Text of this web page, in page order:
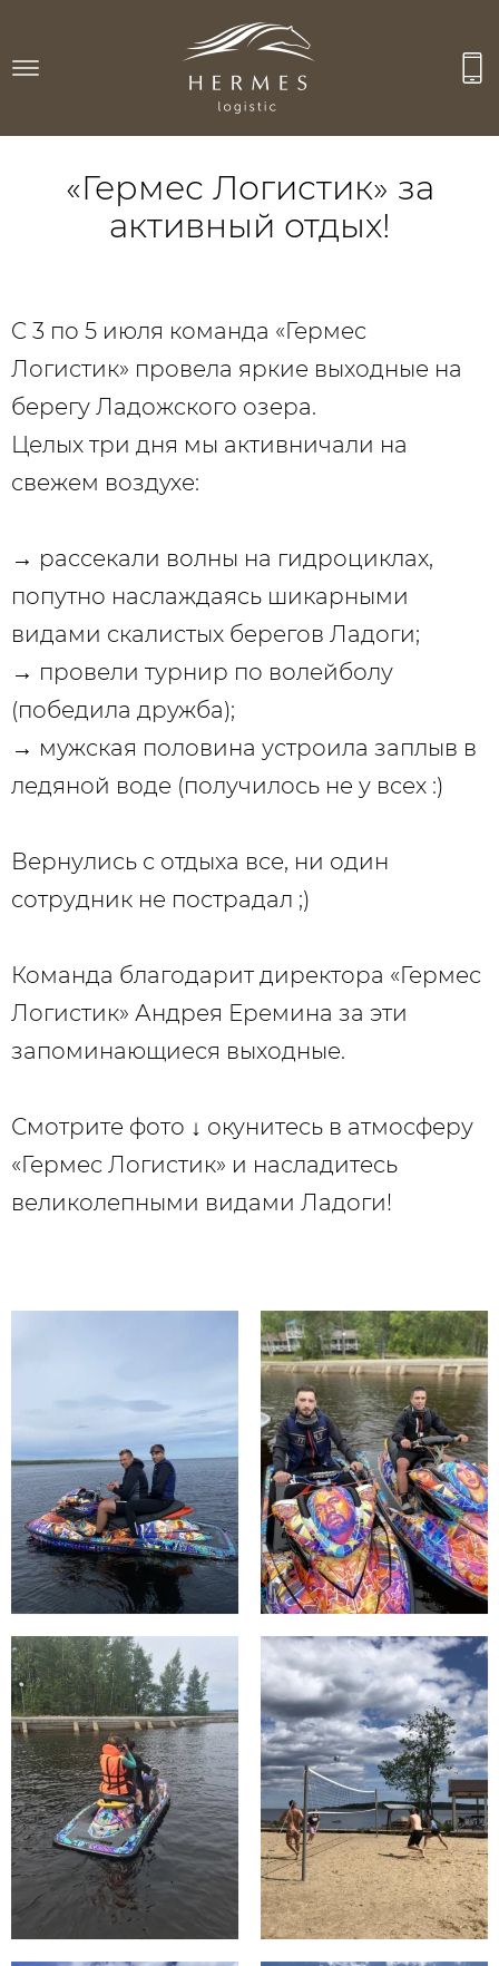
«Гермес Логистик» за
активный отдых!
C 3 по 5 июля команда «Гермес
Логистик» провела яркие выходные на
берегу Ладожского озера.
Целых три дня мы активничали на
свежем воздухе:⠀
→ рассекали волны на гидроциклах,
попутно наслаждаясь шикарными
видами скалистых берегов Ладоги;
→ провели турнир по волейболу
(победила дружба);
→ мужская половина устроила заплыв в
ледяной воде (получилось не у всех :)
Вернулись с отдыха все, ни один
сотрудник не пострадал ;)
Команда благодарит директора «Гермес
Логистик» Андрея Еремина за эти
запоминающиеся выходные.
Смотрите фото ↓ окунитесь в атмосферу
«Гермес Логистик» и насладитесь
великолепными видами Ладоги!